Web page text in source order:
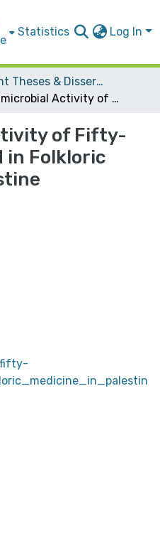
Statistics Log In
Student Theses & Dissertations
Antimicrobial Activity of Fifty-Four Plants Used in Folkloric Medicine in Palestine
of Fifty-
in Folkloric